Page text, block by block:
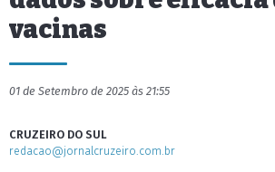
vacinas
01 de Setembro de 2025 às 21:55
CRUZEIRO DO SUL
redacao@jornalcruzeiro.com.br